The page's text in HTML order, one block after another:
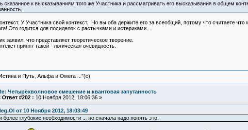
сказанное к высказываниям того же Участника и рассматривать его высказывания в общем
У Участника свой контекст. Но вы оба держите его за всеобщий, потому что считаете
Это годится для посиделок с растычками и истериками ...
заявил, что представляет теоретическое творение.
принят такой - логическая очевидность.
и Путь, Альфа и Омега ..."(с)
Четырёхволновое смешение и квантовая запутанность
Ответ #202 : 10 Ноября 2012, 18:06:36 »
от 10 Ноября 2012, 18:03:49
более глубокие необходимости ... но сначала надо понять это.